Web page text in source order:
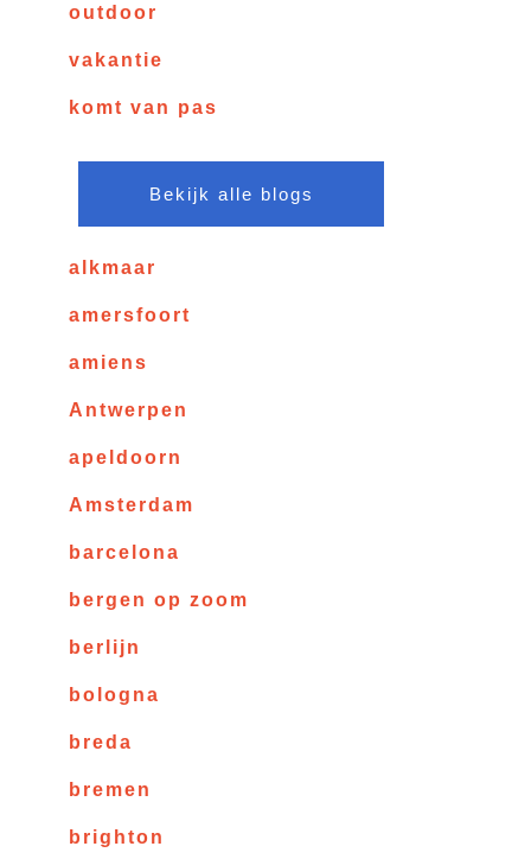
outdoor
vakantie
komt van pas
Bekijk alle blogs
alkmaar
amersfoort
amiens
Antwerpen
apeldoorn
Amsterdam
barcelona
bergen op zoom
berlijn
bologna
breda
bremen
brighton